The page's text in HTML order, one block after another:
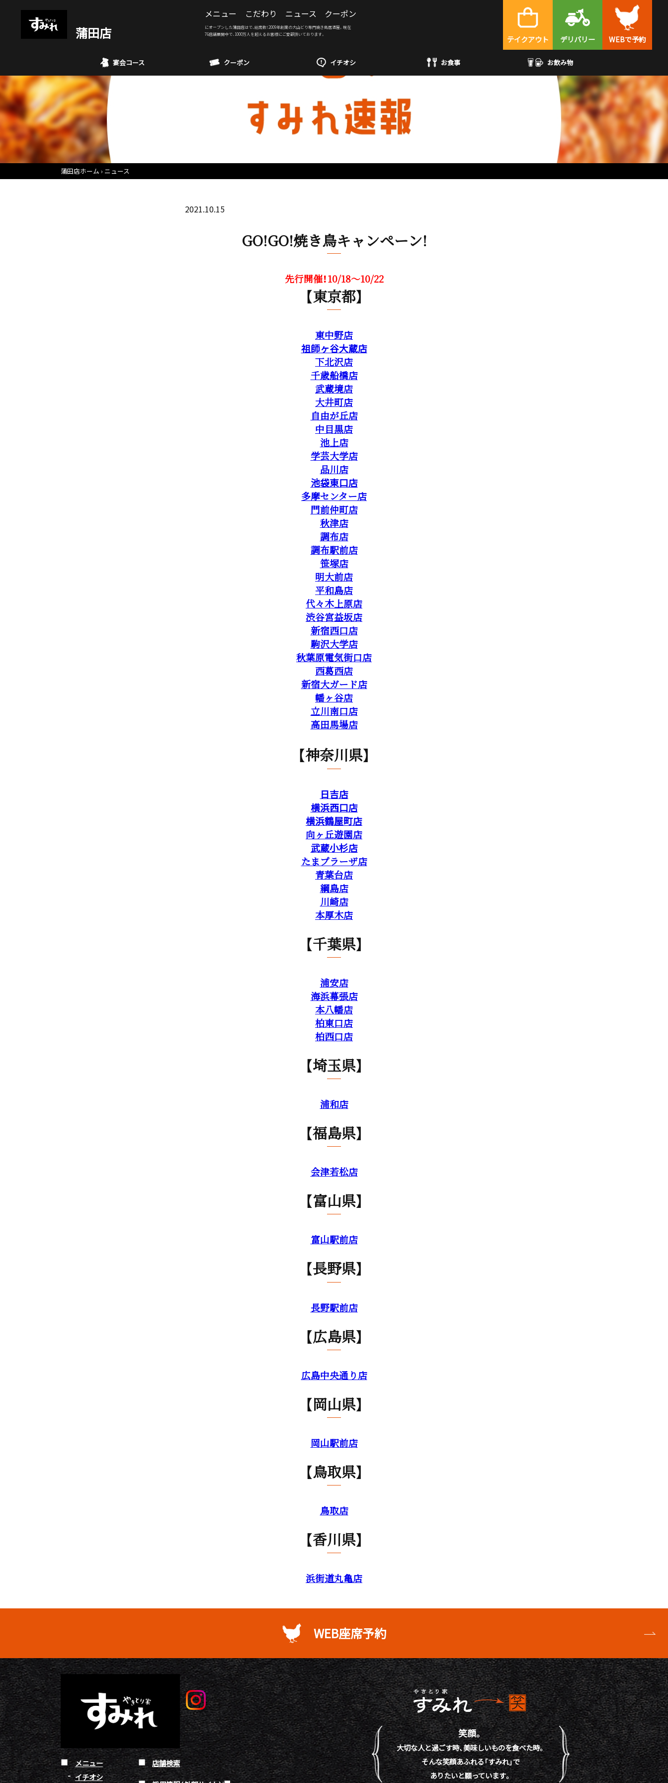
蒲田店
メニュー こだわり ニュース クーポン
テイクアウト デリバリー WEBで予約
にオープンした蒲田店はで、総席数！2009年創業の大山どり専門焼き鳥居酒屋。現在
76店舗展開中で、1000万人を超えるお客様にご愛顧頂いております。
宴会コース クーポン イチオシ お食事 お飲み物
蒲田店ホーム ニュース
2021.10.15
GO!GO!焼き鳥キャンペーン!
先行開催！10/18～10/22
【東京都】
東中野店
祖師ヶ谷大蔵店
下北沢店
千歳船橋店
武蔵境店
大井町店
自由が丘店
中目黒店
池上店
学芸大学店
品川店
池袋東口店
多摩センター店
門前仲町店
秋津店
調布店
調布駅前店
笹塚店
明大前店
平和島店
代々木上原店
渋谷宮益坂店
新宿西口店
駒沢大学店
秋葉原電気街口店
西葛西店
新宿大ガード店
幡ヶ谷店
立川南口店
高田馬場店
【神奈川県】
日吉店
横浜西口店
横浜鶴屋町店
向ヶ丘遊園店
武蔵小杉店
たまプラーザ店
青葉台店
綱島店
川崎店
本厚木店
【千葉県】
浦安店
海浜幕張店
本八幡店
柏東口店
柏西口店
【埼玉県】
浦和店
【福島県】
会津若松店
【富山県】
富山駅前店
【長野県】
長野駅前店
【広島県】
広島中央通り店
【岡山県】
岡山駅前店
【鳥取県】
鳥取店
【香川県】
浜街道丸亀店
WEB座席予約
メニュー
イチオシ
店舗検索
笑顔。
大切な人と過ごす時、美味しいものを食べた時。
そんな笑顔あふれる「すみれ」で
ありたいと願っています。